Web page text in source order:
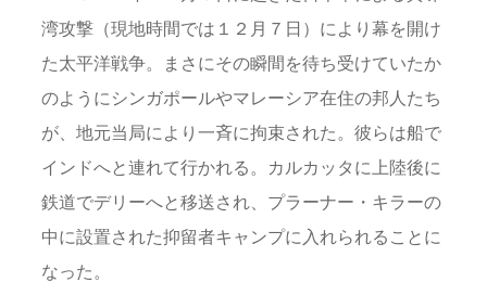
湾攻撃（現地時間では１２月７日）により幕を開け
た太平洋戦争。まさにその瞬間を待ち受けていたか
のようにシンガポールやマレーシア在住の邦人たち
が、地元当局により一斉に拘束された。彼らは船で
インドへと連れて行かれる。カルカッタに上陸後に
鉄道でデリーへと移送され、プラーナー・キラーの
中に設置された抑留者キャンプに入れられることに
なった。